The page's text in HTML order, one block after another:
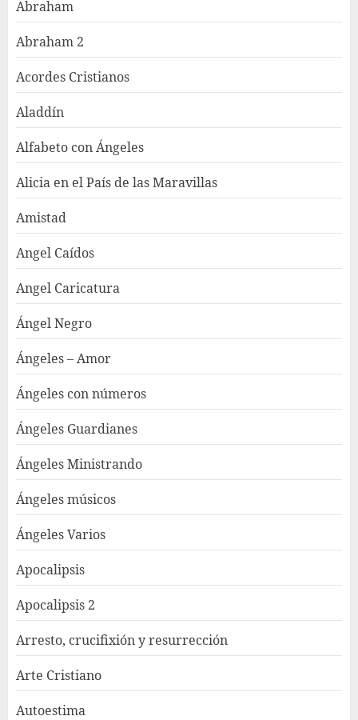
Abraham
Abraham 2
Acordes Cristianos
Aladdín
Alfabeto con Ángeles
Alicia en el País de las Maravillas
Amistad
Angel Caídos
Angel Caricatura
Ángel Negro
Ángeles – Amor
Ángeles con números
Ángeles Guardianes
Ángeles Ministrando
Ángeles músicos
Ángeles Varios
Apocalipsis
Apocalipsis 2
Arresto, crucifixión y resurrección
Arte Cristiano
Autoestima